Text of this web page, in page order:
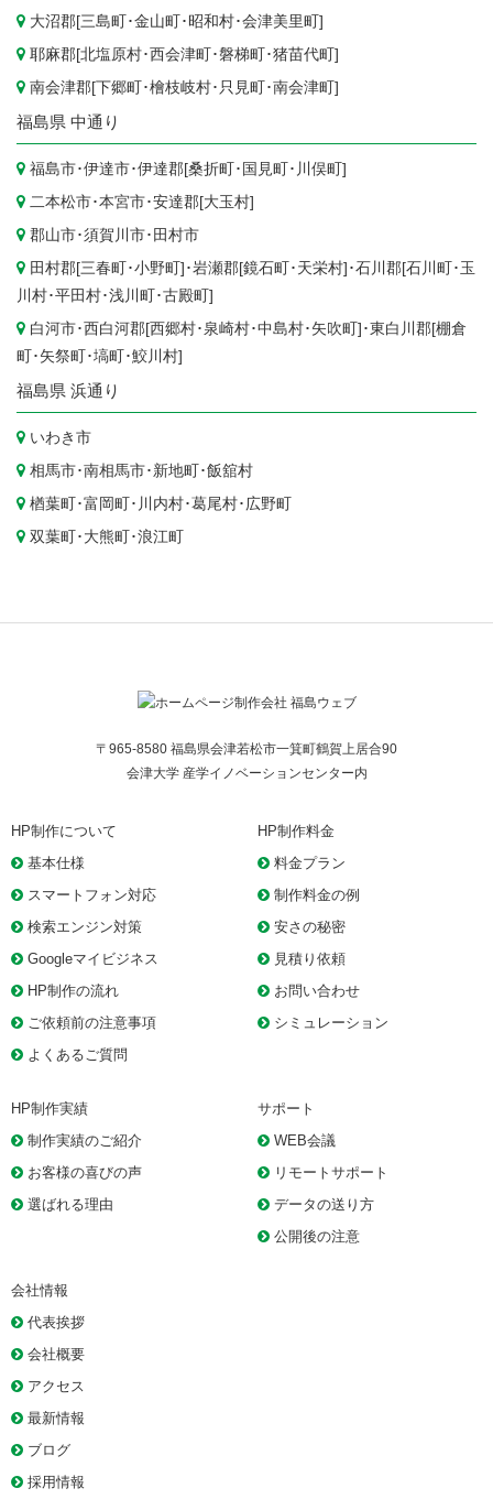
大沼郡[三島町 ･金山町 ･ 昭和村･会津美里町 ]
耶麻郡[北塩原村･西会津町 ･磐梯町 ･猪苗代町 ]
南会津郡[下郷町 ･檜枝岐村･ 只見町 ･南会津町 ]
福島県 中通り
福島市･伊達市･伊達郡[桑折町 ･ 国見町 ･ 川俣町 ]
二本松市･本宮市･安達郡[大玉村]
郡山市･須賀川市･ 田村市
田村郡[三春町 ･小野町 ]･岩瀬郡[鏡石町 ･ 天栄村]･石川郡[石川町 ･ 玉
川村･平田村･浅川町 ･古殿町 ]
白河市･西白河郡[西郷村･ 泉崎村･中島村･ 矢吹町 ]･東白川郡[棚倉
町 ･ 矢祭町 ･塙町 ･鮫川村]
福島県 浜通り
いわき市
相馬市･南相馬市･ 新地町 ･飯舘村
楢葉町 ･富岡町 ･ 川内村･葛尾村･ 広野町
双葉町 ･ 大熊町 ･浪江町
〒965-8580 福島県会津若松市一箕町鶴賀上居合90
会津大学 産学イノベーションセンター内
HP制作について
基本仕様
スマートフォン対応
検索エンジン対策
Googleマイビジネス
HP制作の流れ
ご依頼前の注意事項
よくあるご質問
HP制作料金
料金プラン
制作料金の例
安さの秘密
見積り依頼
お問い合わせ
シミュレーション
HP制作実績
制作実績のご紹介
お客様の喜びの声
選ばれる理由
サポート
WEB会議
リモートサポート
データの送り方
公開後の注意
会社情報
代表挨拶
会社概要
アクセス
最新情報
ブログ
採用情報